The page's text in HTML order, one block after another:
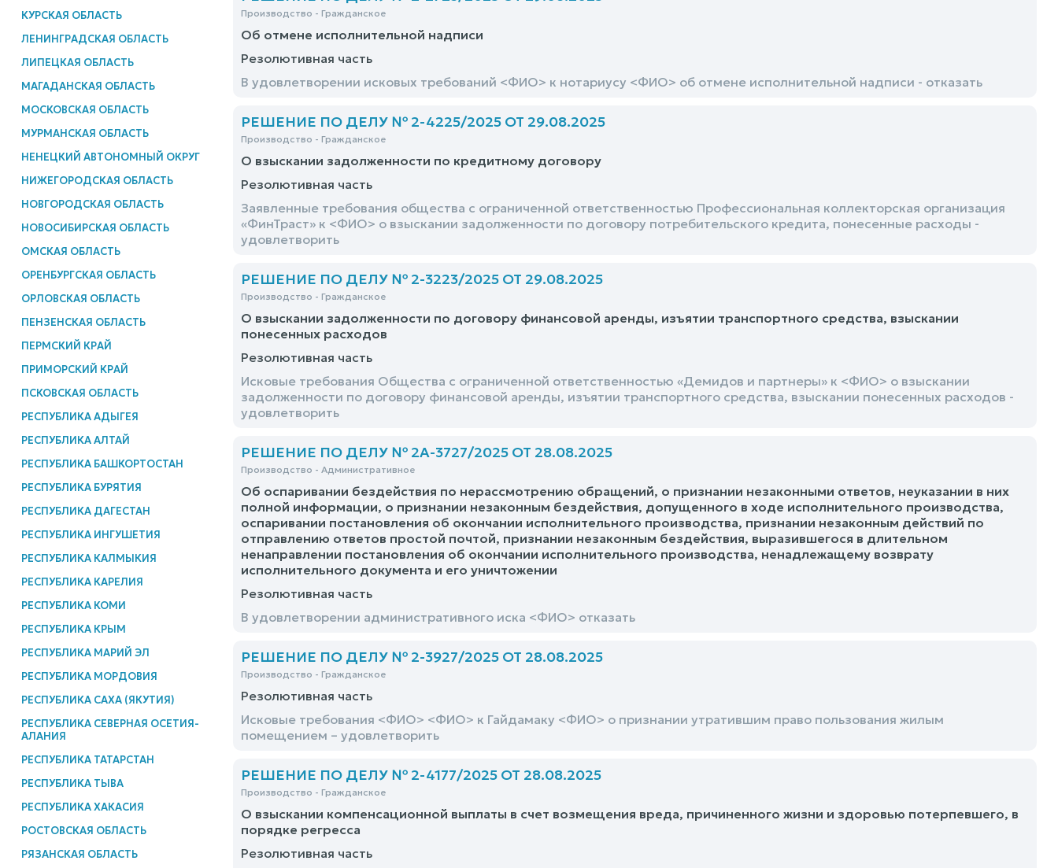
КУРСКАЯ ОБЛАСТЬ
ЛЕНИНГРАДСКАЯ ОБЛАСТЬ
ЛИПЕЦКАЯ ОБЛАСТЬ
МАГАДАНСКАЯ ОБЛАСТЬ
МОСКОВСКАЯ ОБЛАСТЬ
МУРМАНСКАЯ ОБЛАСТЬ
НЕНЕЦКИЙ АВТОНОМНЫЙ ОКРУГ
НИЖЕГОРОДСКАЯ ОБЛАСТЬ
НОВГОРОДСКАЯ ОБЛАСТЬ
НОВОСИБИРСКАЯ ОБЛАСТЬ
ОМСКАЯ ОБЛАСТЬ
ОРЕНБУРГСКАЯ ОБЛАСТЬ
ОРЛОВСКАЯ ОБЛАСТЬ
ПЕНЗЕНСКАЯ ОБЛАСТЬ
ПЕРМСКИЙ КРАЙ
ПРИМОРСКИЙ КРАЙ
ПСКОВСКАЯ ОБЛАСТЬ
РЕСПУБЛИКА АДЫГЕЯ
РЕСПУБЛИКА АЛТАЙ
РЕСПУБЛИКА БАШКОРТОСТАН
РЕСПУБЛИКА БУРЯТИЯ
РЕСПУБЛИКА ДАГЕСТАН
РЕСПУБЛИКА ИНГУШЕТИЯ
РЕСПУБЛИКА КАЛМЫКИЯ
РЕСПУБЛИКА КАРЕЛИЯ
РЕСПУБЛИКА КОМИ
РЕСПУБЛИКА КРЫМ
РЕСПУБЛИКА МАРИЙ ЭЛ
РЕСПУБЛИКА МОРДОВИЯ
РЕСПУБЛИКА САХА (ЯКУТИЯ)
РЕСПУБЛИКА СЕВЕРНАЯ ОСЕТИЯ-
АЛАНИЯ
РЕСПУБЛИКА ТАТАРСТАН
РЕСПУБЛИКА ТЫВА
РЕСПУБЛИКА ХАКАСИЯ
РОСТОВСКАЯ ОБЛАСТЬ
РЯЗАНСКАЯ ОБЛАСТЬ
Производство - Гражданское
Об отмене исполнительной надписи
Резолютивная часть
В удовлетворении исковых требований <ФИО> к нотариусу <ФИО> об отмене исполнительной надписи - отказать
РЕШЕНИЕ ПО ДЕЛУ № 2-4225/2025 ОТ 29.08.2025
Производство - Гражданское
О взыскании задолженности по кредитному договору
Резолютивная часть
Заявленные требования общества с ограниченной ответственностью Профессиональная коллекторская организация
«ФинТраст» к <ФИО> о взыскании задолженности по договору потребительского кредита, понесенные расходы -
удовлетворить
РЕШЕНИЕ ПО ДЕЛУ № 2-3223/2025 ОТ 29.08.2025
Производство - Гражданское
О взыскании задолженности по договору финансовой аренды, изъятии транспортного средства, взыскании
понесенных расходов
Резолютивная часть
Исковые требования Общества с ограниченной ответственностью «Демидов и партнеры» к <ФИО> о взыскании
задолженности по договору финансовой аренды, изъятии транспортного средства, взыскании понесенных расходов -
удовлетворить
РЕШЕНИЕ ПО ДЕЛУ № 2А-3727/2025 ОТ 28.08.2025
Производство - Административное
Об оспаривании бездействия по нерассмотрению обращений, о признании незаконными ответов, неуказании в них
полной информации, о признании незаконным бездействия, допущенного в ходе исполнительного производства,
оспаривании постановления об окончании исполнительного производства, признании незаконным действий по
отправлению ответов простой почтой, признании незаконным бездействия, выразившегося в длительном
ненаправлении постановления об окончании исполнительного производства, ненадлежащему возврату
исполнительного документа и его уничтожении
Резолютивная часть
В удовлетворении административного иска <ФИО> отказать
РЕШЕНИЕ ПО ДЕЛУ № 2-3927/2025 ОТ 28.08.2025
Производство - Гражданское
Резолютивная часть
Исковые требования <ФИО> <ФИО> к Гайдамаку <ФИО> о признании утратившим право пользования жилым
помещением – удовлетворить
РЕШЕНИЕ ПО ДЕЛУ № 2-4177/2025 ОТ 28.08.2025
Производство - Гражданское
О взыскании компенсационной выплаты в счет возмещения вреда, причиненного жизни и здоровью потерпевшего, в
порядке регресса
Резолютивная часть